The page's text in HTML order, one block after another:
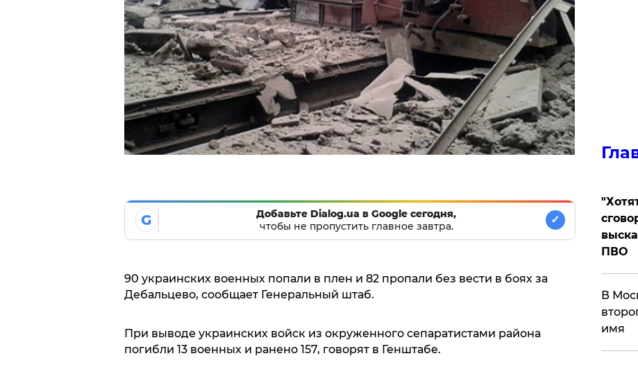
G
Добавьте Dialog.ua в Google сегодня,
чтобы не пропустить главное завтра.
✓
90 украинских военных попали в плен и 82 пропали без вести в боях за
Дебальцево, сообщает Генеральный штаб.
При выводе украинских войск из окруженного сепаратистами района
погибли 13 военных и ранено 157, говорят в Генштабе.
ПВО
В
имя